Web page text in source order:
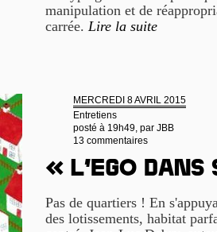
manipulation et de
carrée. Lire la suite
MERCREDI 8 AVRIL 2015
Entretiens
posté à 19h49, par JBB
13 commentaires
« L’ego
Pas de quartiers ! En
des lotissements, habitat